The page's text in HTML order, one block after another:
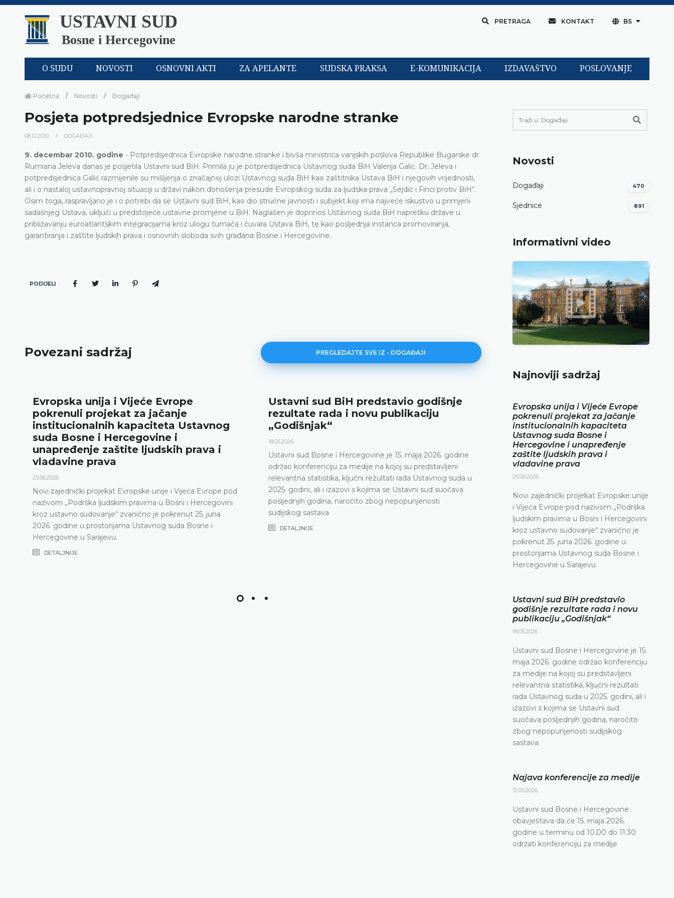
USTAVNI SUD
Bosne i Hercegovine
PRETRAGA KONTAKT BS
O SUDU NOVOSTI OSNOVNI AKTI ZA APELANTE SUDSKA PRAKSA E-KOMUNIKACIJA IZDAVAŠTVO POSLOVANJE
Početna Novosti Događaji
Posjeta potpredsjednice Evropske narodne stranke
08.12.2010. DOGAĐAJI
9. decembar 2010. godine - Potpredsjednica Evropske narodne stranke i bivša ministrica vanjskih poslova Republike Bugarske dr.
Rumiana Jeleva danas je posjetila Ustavni sud BiH. Primila ju je potpredsjednica Ustavnog suda BiH Valerija Galić. Dr. Jeleva i
potpredsjednica Galić razmijenile su mišljenja o značajnoj ulozi Ustavnog suda BiH kao zaštitnika Ustava BiH i njegovih vrijednosti,
ali i o nastaloj ustavnopravnoj situaciji u državi nakon donošenja presude Evropskog suda za ljudska prava „Sejdić i Finci protiv BiH“.
Osim toga, raspravljano je i o potrebi da se Ustavni sud BiH, kao dio stručne javnosti i subjekt koji ima najveće iskustvo u primjeni
sadašnjeg Ustava, uključi u predstojeće ustavne promjene u BiH. Naglašen je doprinos Ustavnog suda BiH napretku države u
približavanju euroatlantskim integracijama kroz ulogu tumača i čuvara Ustava BiH, te kao posljednja instanca promoviranja,
garantiranja i zaštite ljudskih prava i osnovnih sloboda svih građana Bosne i Hercegovine.
PODIJELI
Povezani sadržaj PREGLEDAJTE SVE IZ - DOGAĐAJI
Evropska unija i Vijeće Evrope
pokrenuli projekat za jačanje
institucionalnih kapaciteta Ustavnog
suda Bosne i Hercegovine i
unapređenje zaštite ljudskih prava i
vladavine prava
25.06.2026.
Novi zajednički projekat Evropske unije i Vijeća Evrope pod
nazivom „Podrška ljudskim pravima u Bosni i Hercegovini
kroz ustavno sudovanje“ zvanično je pokrenut 25. juna
2026. godine u prostorijama Ustavnog suda Bosne i
Hercegovine u Sarajevu.
DETALJNIJE
Ustavni sud BiH predstavio godišnje
rezultate rada i novu publikaciju
„Godišnjak“
18.05.2026.
Ustavni sud Bosne i Hercegovine je 15. maja 2026. godine
održao konferenciju za medije na kojoj su predstavljeni
relevantna statistika, ključni rezultati rada Ustavnog suda u
2025. godini, ali i izazovi s kojima se Ustavni sud suočava
posljednjih godina, naročito zbog nepopunjenosti
sudijskog sastava
DETALJNIJE
Najava konferencije za medije
12.05.2026.
Ustavni sud Bosne i Hercegovine obavještava
maja 2026. godine u terminu od 10.00 do 11.30
konferenciju za medije
Novosti
Događaji 470
Sjednice 891
Informativni video
Najnoviji sadržaj
Evropska unija i Vijeće Evrope
pokrenuli projekat za jačanje
institucionalnih kapaciteta
Ustavnog suda Bosne i
Hercegovine i unapređenje
zaštite ljudskih prava i
vladavine prava
25.06.2026.
Novi zajednički projekat Evropske unije
i Vijeća Evrope pod nazivom „Podrška
ljudskim pravima u Bosni i Hercegovini
kroz ustavno sudovanje“ zvanično je
pokrenut 25. juna 2026. godine u
prostorijama Ustavnog suda Bosne i
Hercegovine u Sarajevu.
Ustavni sud BiH predstavio
godišnje rezultate rada i novu
publikaciju „Godišnjak“
18.05.2026.
Ustavni sud Bosne i Hercegovine je 15.
maja 2026. godine održao konferenciju
za medije na kojoj su predstavljeni
relevantna statistika, ključni rezultati
rada Ustavnog suda u 2025. godini, ali i
izazovi s kojima se Ustavni sud
suočava posljednjih godina, naročito
zbog nepopunjenosti sudijskog
sastava
Najava konferencije za medije
12.05.2026.
Ustavni sud Bosne i Hercegovine
obavještava da će 15. maja 2026.
godine u terminu od 10.00 do 11.30
održati konferenciju za medije